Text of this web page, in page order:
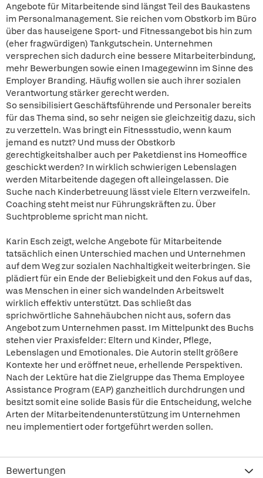
Angebote für Mitarbeitende sind längst Teil des Baukastens
im Personalmanagement. Sie reichen vom Obstkorb im Büro
über das hauseigene Sport- und Fitnessangebot bis hin zum
(eher fragwürdigen) Tankgutschein. Unternehmen
versprechen sich dadurch eine bessere Mitarbeiterbindung,
mehr Bewerbungen sowie einen Imagegewinn im Sinne des
Employer Branding. Häufig wollen sie auch ihrer sozialen
Verantwortung stärker gerecht werden.
So sensibilisiert Geschäftsführende und Personaler bereits
für das Thema sind, so sehr neigen sie gleichzeitig dazu, sich
zu verzetteln. Was bringt ein Fitnessstudio, wenn kaum
jemand es nutzt? Und muss der Obstkorb
gerechtigkeitshalber auch per Paketdienst ins Homeoffice
geschickt werden? In wirklich schwierigen Lebenslagen
werden Mitarbeitende dagegen oft alleingelassen. Die
Suche nach Kinderbetreuung lässt viele Eltern verzweifeln.
Coaching steht meist nur Führungskräften zu. Über
Suchtprobleme spricht man nicht.
Karin Esch zeigt, welche Angebote für Mitarbeitende
tatsächlich einen Unterschied machen und Unternehmen
auf dem Weg zur sozialen Nachhaltigkeit weiterbringen. Sie
plädiert für ein Ende der Beliebigkeit und den Fokus auf das,
was Menschen in einer sich wandelnden Arbeitswelt
wirklich effektiv unterstützt. Das schließt das
sprichwörtliche Sahnehäubchen nicht aus, sofern das
Angebot zum Unternehmen passt. Im Mittelpunkt des Buchs
stehen vier Praxisfelder: Eltern und Kinder, Pflege,
Lebenslagen und Emotionales. Die Autorin stellt größere
Kontexte her und eröffnet neue, erhellende Perspektiven.
Nach der Lektüre hat die Zielgruppe das Thema Employee
Assistance Program (EAP) ganzheitlich durchdrungen und
besitzt somit eine solide Basis für die Entscheidung, welche
Arten der Mitarbeitendenunterstützung im Unternehmen
neu implementiert oder fortgeführt werden sollen.
Bewertungen